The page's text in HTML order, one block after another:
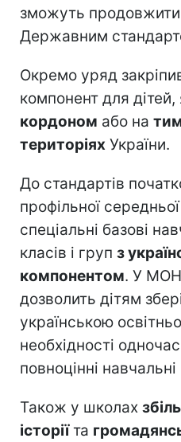
зможуть продовжити
Державним
Окремо уряд
компонент для
кордоном або на
територіях України.
До стандартів
профільної
спеціальні базові
класів і груп з
компонентом. У МОН
дозволить дітям
українською
необхідності
повноцінні
Також у школах
історіїта